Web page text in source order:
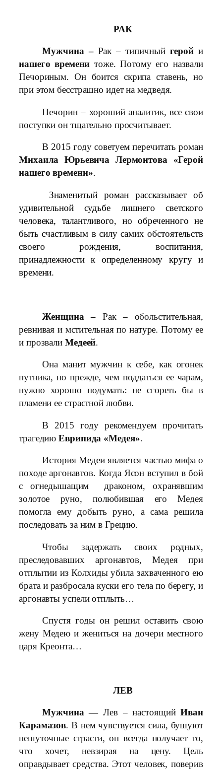
РАК
Мужчина – Рак – типичный герой и
нашего времени тоже. Потому его назвали
Печориным. Он боится скрипа ставень, но
при этом бесстрашно идет на медведя.
Печорин – хороший аналитик, все свои
поступки он тщательно просчитывает.
В 2015 году советуем перечитать роман
Михаила Юрьевича Лермонтова «Герой
нашего времени».
Знаменитый роман рассказывает об
удивительной судьбе лишнего светского
человека, талантливого, но обреченного не
быть счастливым в силу самих обстоятельств
своего рождения, воспитания,
принадлежности к определенному кругу и
времени.
Женщина – Рак – обольстительная,
ревнивая и мстительная по натуре. Потому ее
и прозвали Медеей.
Она манит мужчин к себе, как огонек
путника, но прежде, чем поддаться ее чарам,
нужно хорошо подумать: не сгореть бы в
пламени ее страстной любви.
В 2015 году рекомендуем прочитать
трагедиюЕврипида «Медея».
История Медеи является частью мифа о
походе аргонавтов. Когда Ясон вступил в бой
с огнедышащим драконом, охранявшим
золотое руно, полюбившая его Медея
помогла ему добыть руно, а сама решила
последовать за ним в Грецию.
Чтобы задержать своих родных,
преследовавших аргонавтов, Медея при
отплытии из Колхиды убила захваченного ею
брата и разбросала куски его тела по берегу, и
аргонавты успели отплыть…
Спустя годы он решил оставить свою
жену Медею и жениться на дочери местного
царя Креонта…
ЛЕВ
Мужчина —Лев – настоящийИван
Карамазов. В нем чувствуется сила, бушуют
нешуточные страсти, он всегда получает то,
что хочет, невзирая на цену. Цель
оправдывает средства. Этот человек, поверив